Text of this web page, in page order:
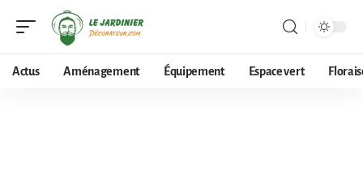
Actus Aménagement Équipement Espace vert